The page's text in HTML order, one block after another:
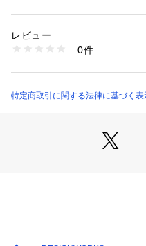
ジャケットのインナーシャ
アイテムに仕上がっています
キレイめスタイルがオスス
いったカジュアルパンツとも
素材：コットン58%  ポリエステ
商品番号：
00418010020 （ショップ）
レビュー
0件
特定商取引に関する法律に基づく表